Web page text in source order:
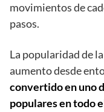
movimientos de
pasos.
La popularidad de
aumento desde
convertido en uno
populares en todo